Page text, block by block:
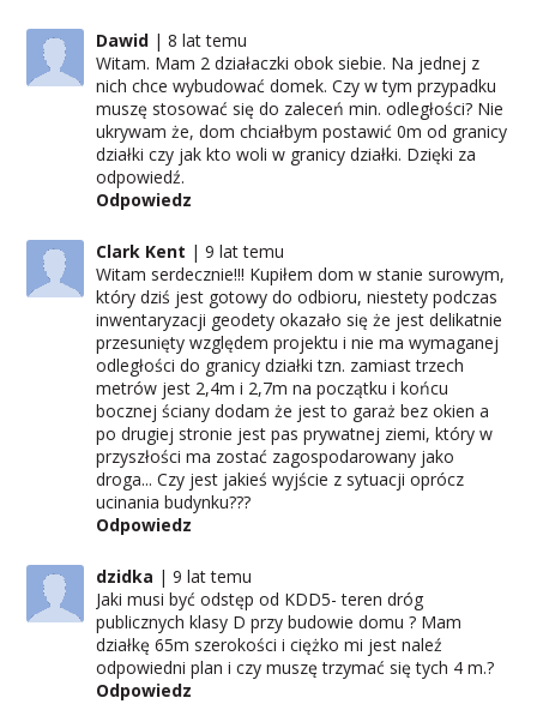
Dawid
8 lat temu
Witam. Mam 2 działaczki obok siebie. Na jednej z
nich chce wybudować domek. Czy w tym przypadku
muszę stosować się do zaleceń min. odległości? Nie
ukrywam że, dom chciałbym postawić 0m od granicy
działki czy jak kto woli w granicy działki. Dzięki za
odpowiedź.
Odpowiedz
Clark Kent
9 lat temu
Witam serdecznie!!! Kupiłem dom w stanie surowym,
który dziś jest gotowy do odbioru, niestety podczas
inwentaryzacji geodety okazało się że jest delikatnie
przesunięty względem projektu i nie ma wymaganej
odległości do granicy działki tzn. zamiast trzech
metrów jest 2,4m i 2,7m na początku i końcu
bocznej ściany dodam że jest to garaż bez okien a
po drugiej stronie jest pas prywatnej ziemi, który w
przyszłości ma zostać zagospodarowany jako
droga... Czy jest jakieś wyjście z sytuacji oprócz
ucinania budynku???
Odpowiedz
dzidka
9 lat temu
Jaki musi być odstęp od KDD5- teren dróg
publicznych klasy D przy budowie domu ? Mam
działkę 65m szerokości i ciężko mi jest naleź
odpowiedni plan i czy muszę trzymać się tych 4 m.?
Odpowiedz